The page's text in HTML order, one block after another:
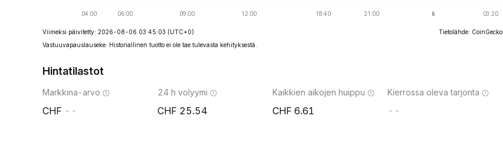
Viimeksi päivitetty: 2026-08-06 03:45:03 (UTC+0)
Tietolähde: CoinGecko
Vastuuvapauslauseke: Historiallinen tuotto ei ole tae tulevasta kehityksestä.
Hintatilastot
Markkina-arvo
--
24 h volyymi
25.54
Kaikkien aikojen huippu
6.61
Kierrossa oleva tarjonta
--